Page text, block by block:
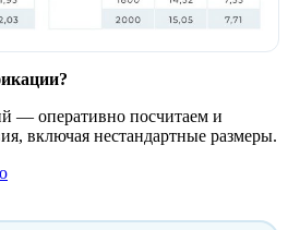
— оперативно посчитаем и
включая нестандартные размеры.